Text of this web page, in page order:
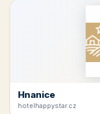
Hnanice
hotelhappystar.cz